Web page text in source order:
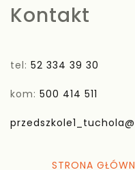
Kontakt
tel: 52 334 39 30
kom: 500 414 511
STRONA